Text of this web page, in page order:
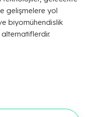
gelişmelere yol
biyomühendislik